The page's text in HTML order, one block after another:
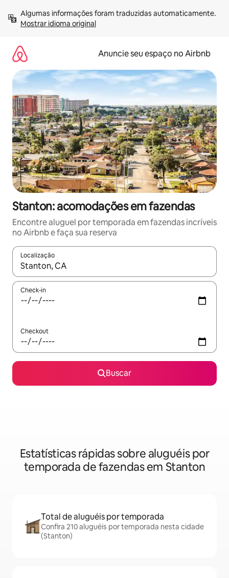
para
Mostrar idioma original
Anuncie seu espaço no Airbnb
Stanton: acomodações em fazendas
Encontre aluguel por temporada em fazendas incríveis
no Airbnb e faça sua reserva
Localização
Quando os resultados estiverem disponíveis, explore-os
Check-in
Checkout
Buscar
Estatísticas rápidas sobre aluguéis por
temporada de fazendas em Stanton
Total de aluguéis por temporada
Confira 210 aluguéis por temporada nesta cidade
(Stanton)